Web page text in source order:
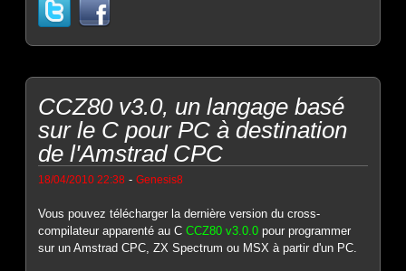
CCZ80 v3.0, un langage basé
sur le C pour PC à destination
de l'Amstrad CPC
18/04/2010 22:38 -Genesis8
Vous pouvez télécharger la dernière version du cross-
compilateur apparenté au CCCZ80 v3.0.0 pour programmer
sur un Amstrad CPC, ZX Spectrum ou MSX à partir d'un PC.